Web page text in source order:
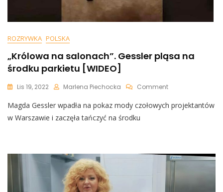
ROZRYWKA POLSKA
„Królowa na salonach”. Gessler pląsa na
środku parkietu [WIDEO]
Lis 19, 2022 Marlena Piechocka CommentOn
Na
Środku
Parkietu
Magda Gessler wpadła na pokaz mody czołowych projektantów
w Warszawie i zaczęła tańczyć na środku